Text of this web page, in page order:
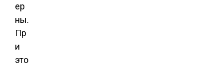
ер
ны.
Пр
и
это